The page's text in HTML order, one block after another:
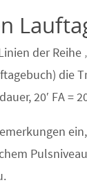
der
die
20′ FA =